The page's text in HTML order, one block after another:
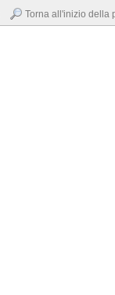
Torna all'inizio della